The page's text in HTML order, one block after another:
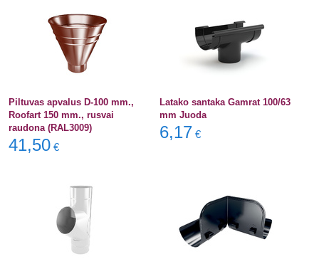
Piltuvas apvalus D-100 mm.,
Roofart 150 mm., rusvai
raudona (RAL3009)
41,50 €
Latako santaka Gamrat 100/63
mm Juoda
6,17 €